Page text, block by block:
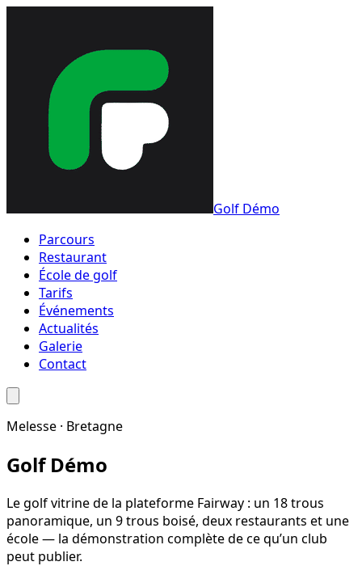
Golf Démo
Parcours
Restaurant
École de golf
Tarifs
Événements
Actualités
Galerie
Contact
Melesse · Bretagne
Golf Démo
Le golf vitrine de la plateforme Fairway : un 18 trous
panoramique, un 9 trous boisé, deux restaurants et une
école — la démonstration complète de ce qu’un club
peut publier.